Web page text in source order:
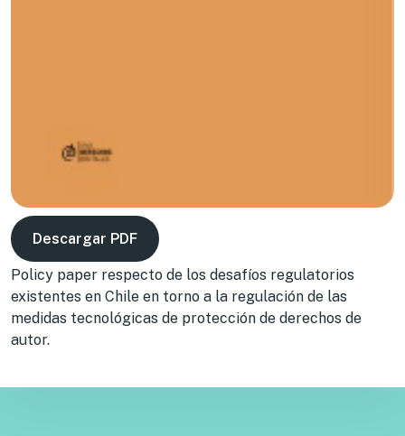
Descargar PDF
Policy paper respecto de los desafíos regulatorios
existentes en Chile en torno a la regulación de las
medidas tecnológicas de protección de derechos de
autor.